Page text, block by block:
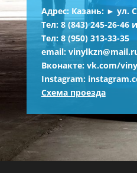
Адрес: Казань: ► ул.
Тел: 8 (843) 245-26-46
Тел: 8 (950) 313-33-35
email:
Вконакте: vk.com/
Instagram:
Схема проезда